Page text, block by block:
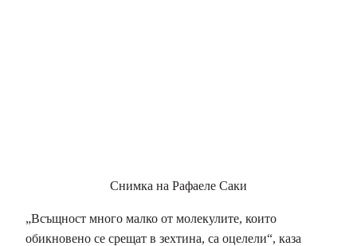
Снимка на Рафаеле Саки
„Всъщност много малко от молекулите, които
обикновено се срещат в зехтина, са оцелели“, каза